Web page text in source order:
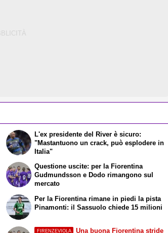
L'ex presidente del River è sicuro:
"Mastantuono un crack, può esplodere in
Italia"
Questione uscite: per la Fiorentina
Gudmundsson e Dodo rimangono sul
mercato
Per la Fiorentina rimane in piedi la pista
Pinamonti: il Sassuolo chiede 15 milioni
FIRENZEVIOLA
Una buona Fiorentina stride